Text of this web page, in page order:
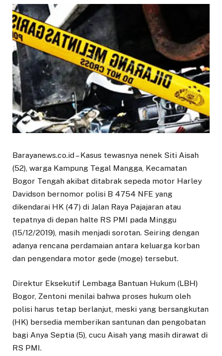
Barayanews.co.id – Kasus tewasnya nenek Siti Aisah
(52), warga Kampung Tegal Mangga, Kecamatan
Bogor Tengah akibat ditabrak sepeda motor Harley
Davidson bernomor polisi B 4754 NFE yang
dikendarai HK (47) di Jalan Raya Pajajaran atau
tepatnya di depan halte RS PMI pada Minggu
(15/12/2019), masih menjadi sorotan. Seiring dengan
adanya rencana perdamaian antara keluarga korban
dan pengendara motor gede (moge) tersebut.
Direktur Eksekutif Lembaga Bantuan Hukum (LBH)
Bogor, Zentoni menilai bahwa proses hukum oleh
polisi harus tetap berlanjut, meski yang bersangkutan
(HK) bersedia memberikan santunan dan pengobatan
bagi Anya Septia (5), cucu Aisah yang masih dirawat di
RS PMI.